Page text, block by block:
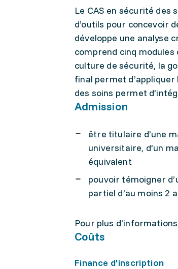
Le CAS en sécurité des
d’outils pour concevoir
développe une analyse
comprend cinq modules
culture de sécurité, la
final permet
des soins permet
Admission
être titulaire d’une
universitaire, d’un
équivalent
pouvoir témoigner
partiel d’au moins 2
Pour plus
Coûts
Finance d'inscription